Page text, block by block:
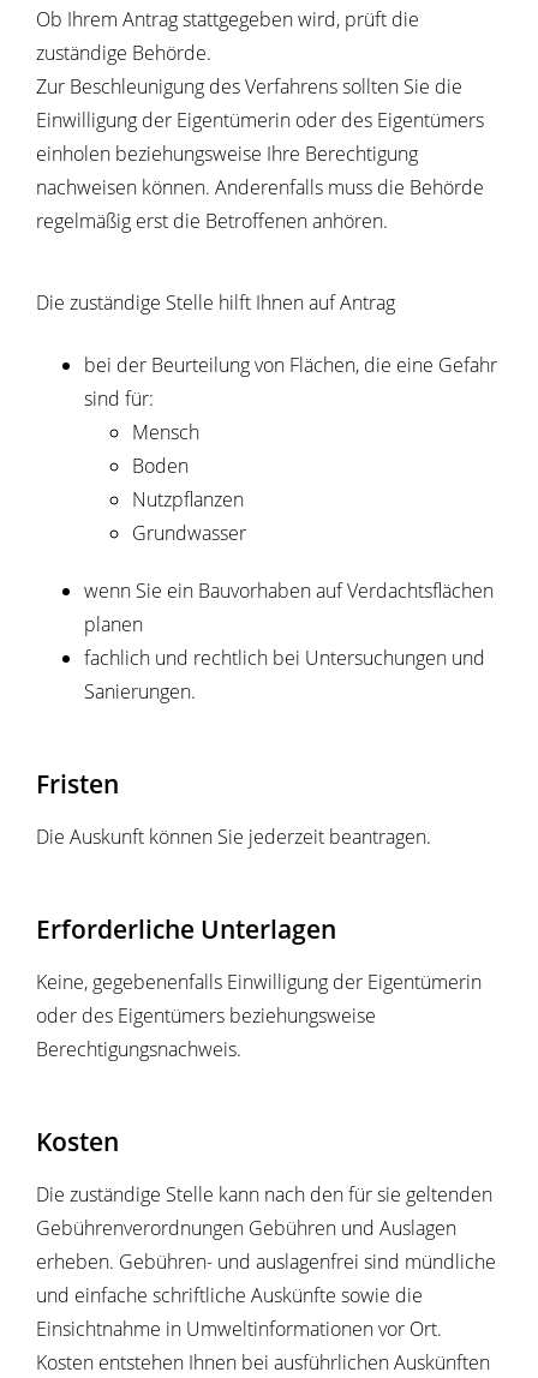
Ob Ihrem Antrag stattgegeben wird, prüft die
zuständige Behörde.
Zur Beschleunigung des Verfahrens sollten Sie die
Einwilligung der Eigentümerin oder des Eigentümers
einholen beziehungsweise Ihre Berechtigung
nachweisen können. Anderenfalls muss die Behörde
regelmäßig erst die Betroffenen anhören.
Die zuständige Stelle hilft Ihnen auf Antrag
bei der Beurteilung von Flächen, die eine Gefahr
sind für:
Mensch
Boden
Nutzpflanzen
Grundwasser
wenn Sie ein Bauvorhaben auf Verdachtsflächen
planen
fachlich und rechtlich bei Untersuchungen und
Sanierungen.
Fristen
Die Auskunft können Sie jederzeit beantragen.
Erforderliche Unterlagen
Keine, gegebenenfalls Einwilligung der Eigentümerin
oder des Eigentümers beziehungsweise
Berechtigungsnachweis.
Kosten
Die zuständige Stelle kann nach den für sie geltenden
Gebührenverordnungen Gebühren und Auslagen
erheben. Gebühren- und auslagenfrei sind mündliche
und einfache schriftliche Auskünfte sowie die
Einsichtnahme in Umweltinformationen vor Ort.
Kosten entstehen Ihnen bei ausführlichen Auskünften